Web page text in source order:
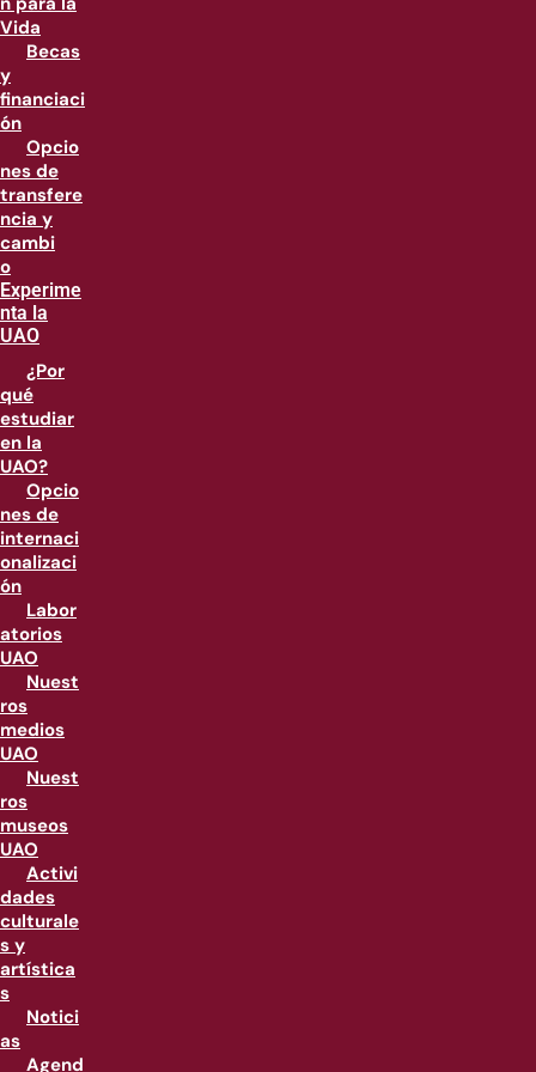
Vida
Becas
y
financiaci
ón
Opcio
nes de
transfere
ncia y
cambi
o
Experime
nta la
UAO
¿Por
qué
estudiar
en la
UAO?
Opcio
nes de
internaci
onalizaci
ón
Labor
atorios
UAO
Nuest
ros
medios
UAO
Nuest
ros
museos
UAO
Activi
dades
culturale
s y
artística
s
Notici
as
Agend